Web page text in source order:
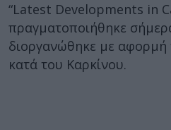
“Latest Developments in
πραγματοποιήθηκε
διοργανώθηκε με
κατά του Καρκίνου.